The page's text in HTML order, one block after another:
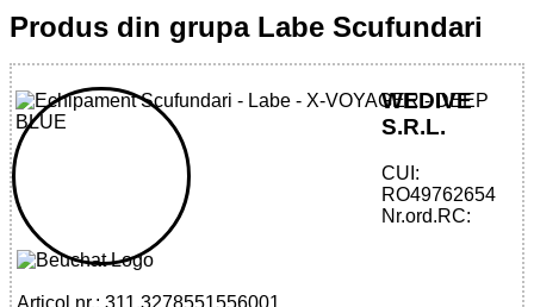
Produs din grupa Labe Scufundari
32785515560 - X-VOYAGER - DEEP
BLUE
Articol nr.: 311.3278551556001
WEDIVE
S.R.L.
CUI:
RO49762654
Nr.ord.RC: